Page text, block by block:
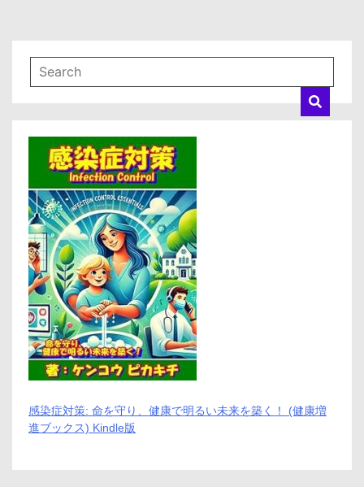
感染症対策: 命を守り、健康で明るい未来を築く！ (健康増
進ブックス) Kindle版